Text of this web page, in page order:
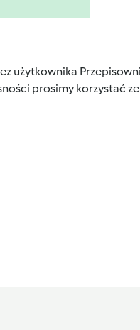
użytkownika
prosimy korzystać